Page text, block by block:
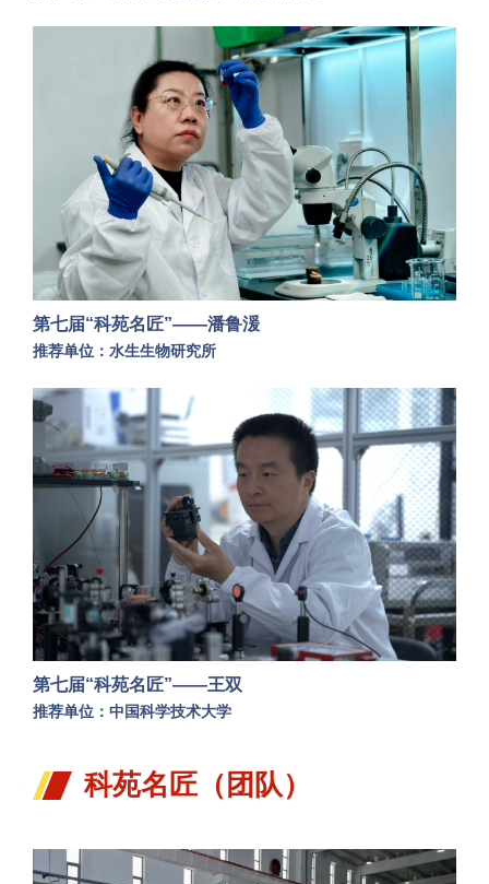
第七届“科苑名匠”——潘鲁湲
推荐单位：水生生物研究所
第七届“科苑名匠”——王双
推荐单位：中国科学技术大学
科苑名匠（团队）